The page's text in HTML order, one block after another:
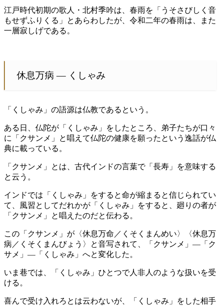
江戸時代初期の歌人・北村季吟は、春雨を「うそさびしく音
もせずふりくる」とあらわしたが、令和二年の春雨は、また
一層寂しげである。
休息万病 — くしゃみ
「くしゃみ」の語源は仏教であるという。
ある日、仏陀が「くしゃみ」をしたところ、弟子たちが口々
に「クサンメ」と唱えて仏陀の健康を願ったという逸話が仏
典に載っている。
「クサンメ」とは、古代インドの言葉で「長寿」を意味する
と云う。
インドでは「くしゃみ」をすると命が縮まると信じられてい
て、風習としてだれかが「くしゃみ」をすると、廻りの者が
「クサンメ」と唱えたのだと伝わる。
この「クサンメ」が〈休息万命／くそくまんめい〉〈休息万
病／くそくまんびょう〉と音写されて、「クサンメ」—「ク
サメ」—「くしゃみ」へと変化した。
いま巷では、「くしゃみ」ひとつで人非人のような扱いを受
ける。
喜んで受け入れろとは云わないが、「くしゃみ」をした相手